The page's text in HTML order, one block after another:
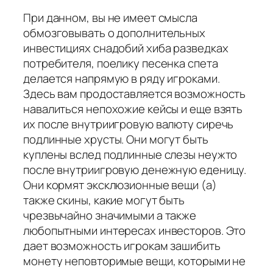
При данном, вы не имеет смысла
обмозговывать о дополнительных
инвестициях снадобий хиба разведках
потребителя, поелику песенка спета
делается напрямую в ряду игроками.
Здесь вам продоставляется возможность
навалиться непохожие кейсы и еще взять
их после внутриигровую валюту сиречь
подлинные хрусты. Они могут быть
куплены вслед подлинные слезы неужто
после внутриигровую денежную еденицу.
Они кормят эксклюзионные вещи (а)
также скины, какие могут быть
чрезвычайно значимыми а также
любопытными интересах инвесторов. Это
дает возможность игрокам зашибить
монету неповторимые вещи, которыми не